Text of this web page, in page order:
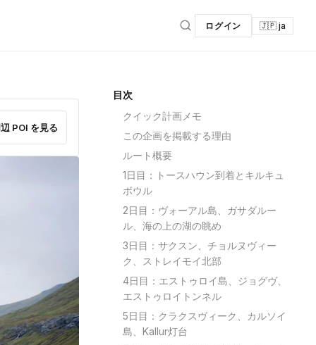
ログイン 🇯🇵 ja
POI を見る
目次
クイック計画メモ
この企画を掲載する理由
ルート概要
1日目：トースハウン到着とキルキュ
ボウル
2日目：ヴォーアル島、ガサダルー
ル、海の上の湖の眺め
3日目：サクスン、チョルヌヴィー
ク、ストレイモイ北部
4日目：エストゥロイ島、ジョグヴ、
エストゥロイトンネル
5日目：クラクスヴィーク、カルソイ
島、Kallur灯台